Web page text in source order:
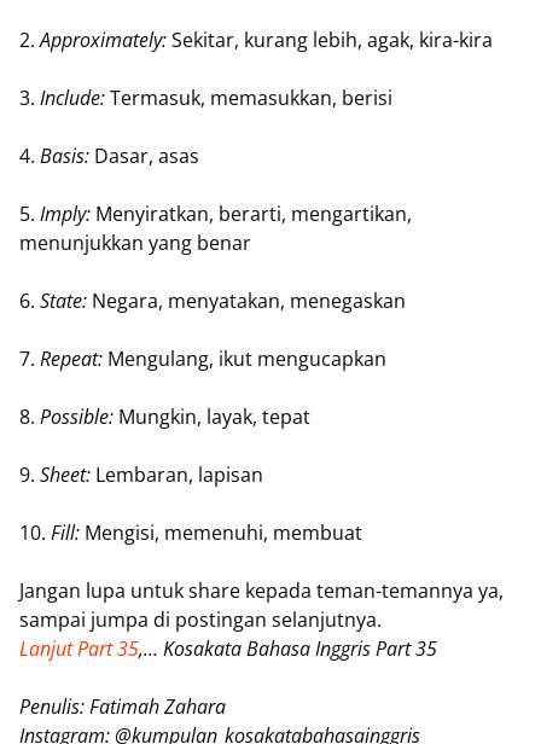
2.Approximately:Sekitar, kurang lebih, agak, kira-kira
3. Include:Termasuk, memasukkan, berisi
4. Basis: Dasar, asas
5. Imply: Menyiratkan, berarti, mengartikan,
menunjukkan yang benar
6. State: Negara, menyatakan, menegaskan
7. Repeat: Mengulang, ikut mengucapkan
8. Possible: Mungkin, layak, tepat
9. Sheet: Lembaran, lapisan
10. Fill: Mengisi, memenuhi, membuat
Jangan lupa untuk share kepada teman-temannya ya,
sampai jumpa di postingan selanjutnya.
Lanjut Part 35,... Kosakata Bahasa Inggris Part 35
Penulis: Fatimah Zahara
Instagram: @kumpulan_kosakatabahasainggris